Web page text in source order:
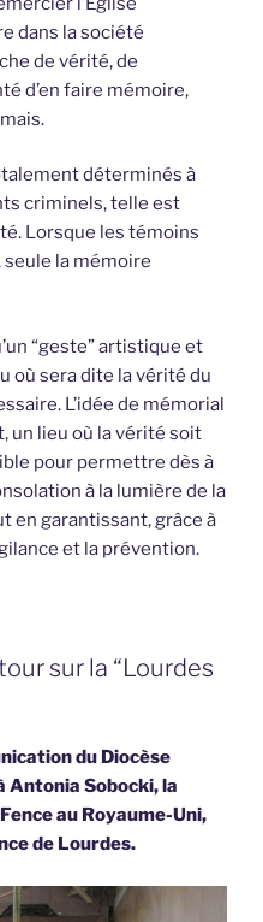
dans la société
de vérité, de
d’en faire mémoire,
déterminés à
criminels, telle est
Lorsque les témoins
seule la mémoire
“geste” artistique et
où sera dite la vérité du
L’idée de mémorial
un lieu où la vérité soit
pour permettre dès à
à la lumière de la
en garantissant, grâce à
et la prévention.
sur la “Lourdes
du Diocèse
Antonia Sobocki, la
au Royaume-Uni,
de Lourdes.